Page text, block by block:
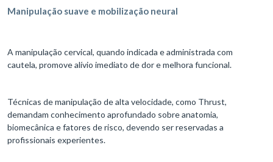
Manipulação suave e mobilização neural
A manipulação cervical, quando indicada e administrada com
cautela, promove alívio imediato de dor e melhora funcional.
Técnicas de manipulação de alta velocidade, como Thrust,
demandam conhecimento aprofundado sobre anatomia,
biomecânica e fatores de risco, devendo ser reservadas a
profissionais experientes.